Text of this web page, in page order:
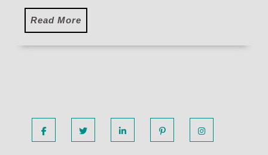
Read More
More